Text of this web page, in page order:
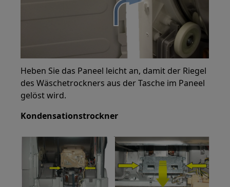
Heben Sie das Paneel leicht an, damit der Riegel
des Wäschetrockners aus der Tasche im Paneel
gelöst wird.
Kondensationstrockner